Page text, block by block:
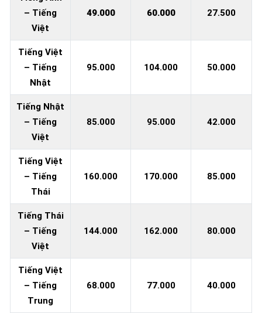
– Tiếng
Việt
49.000 60.000 27.500
Tiếng Việt
– Tiếng
Nhật
95.000 104.000 50.000
Tiếng Nhật
– Tiếng
Việt
85.000 95.000 42.000
Tiếng Việt
– Tiếng
Thái
160.000 170.000 85.000
Tiếng Thái
– Tiếng
Việt
144.000 162.000 80.000
Tiếng Việt
– Tiếng
Trung
68.000 77.000 40.000